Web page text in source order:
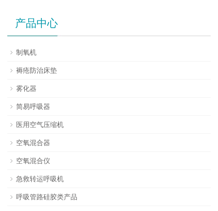
产品中心
制氧机
褥疮防治床垫
雾化器
简易呼吸器
医用空气压缩机
空氧混合器
空氧混合仪
急救转运呼吸机
呼吸管路硅胶类产品